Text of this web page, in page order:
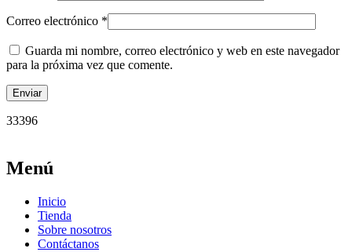
Correo electrónico *
Guarda mi nombre, correo electrónico y web en este navegador
para la próxima vez que comente.
33396
Menú
Inicio
Tienda
Sobre nosotros
Contáctanos